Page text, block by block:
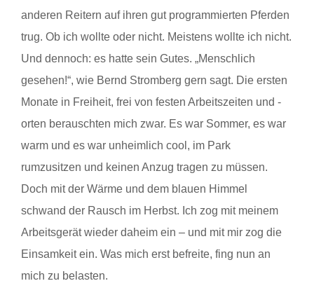
anderen Reitern auf ihren gut programmierten Pferden
trug. Ob ich wollte oder nicht. Meistens wollte ich nicht.
Und dennoch: es hatte sein Gutes. „Menschlich
gesehen!“, wie Bernd Stromberg gern sagt. Die ersten
Monate in Freiheit, frei von festen Arbeitszeiten und -
orten berauschten mich zwar. Es war Sommer, es war
warm und es war unheimlich cool, im Park
rumzusitzen und keinen Anzug tragen zu müssen.
Doch mit der Wärme und dem blauen Himmel
schwand der Rausch im Herbst. Ich zog mit meinem
Arbeitsgerät wieder daheim ein – und mit mir zog die
Einsamkeit ein. Was mich erst befreite, fing nun an
mich zu belasten.